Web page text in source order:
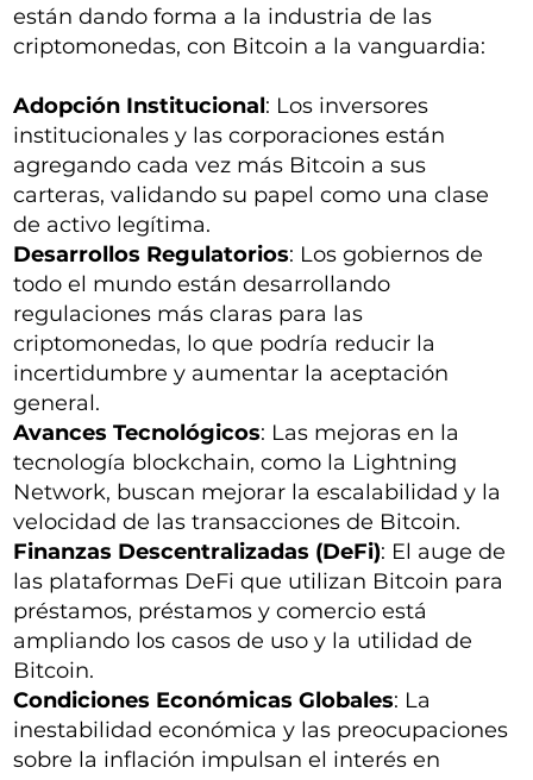
están dando forma a la industria de las
criptomonedas, con Bitcoin a la vanguardia:
Adopción Institucional: Los inversores
institucionales y las corporaciones están
agregando cada vez más Bitcoin a sus
carteras, validando su papel como una clase
de activo legítima.
Desarrollos Regulatorios: Los gobiernos de
todo el mundo están desarrollando
regulaciones más claras para las
criptomonedas, lo que podría reducir la
incertidumbre y aumentar la aceptación
general.
Avances Tecnológicos: Las mejoras en la
tecnología blockchain, como la Lightning
Network, buscan mejorar la escalabilidad y la
velocidad de las transacciones de Bitcoin.
Finanzas Descentralizadas (DeFi): El auge de
las plataformas DeFi que utilizan Bitcoin para
préstamos, préstamos y comercio está
ampliando los casos de uso y la utilidad de
Bitcoin.
Condiciones Económicas Globales: La
inestabilidad económica y las preocupaciones
sobre la inflación impulsan el interés en